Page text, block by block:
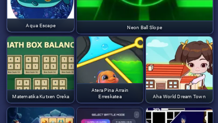
Neon Ball Slope
Aqua Escape
Matematika Kutxen Oreka
Atera Pina Arrain
Erreskatea
Aha World Dream Town